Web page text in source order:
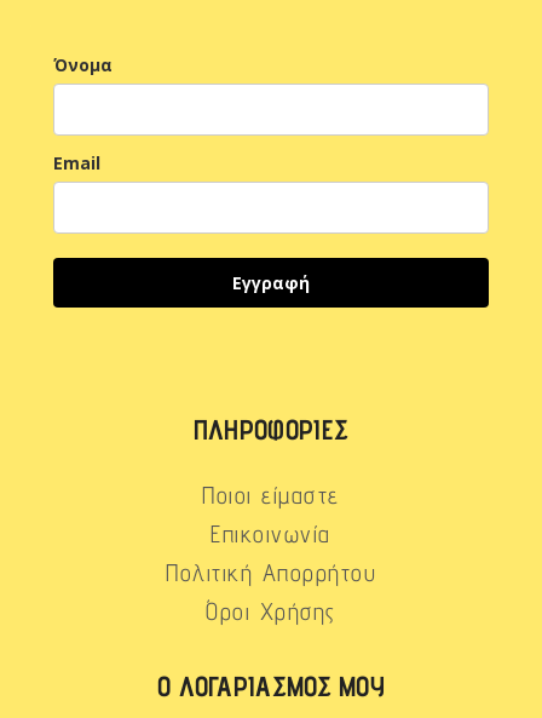
Όνομα
Email
Εγγραφή
ΠΛΗΡΟΦΟΡΊΕΣ
Ποιοι είμαστε
Επικοινωνία
Πολιτική Απορρήτου
Όροι Χρήσης
Ο ΛΟΓΑΡΙΑΣΜΌΣ ΜΟΥ